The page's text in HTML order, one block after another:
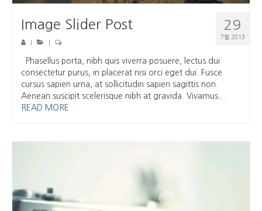
29
7월 2013
Image Slider Post
Phasellus porta, nibh quis viverra posuere, lectus dui
consectetur purus, in placerat nisi orci eget dui. Fusce
cursus sapien urna, at sollicitudin sapien sagittis non.
Aenean suscipit scelerisque nibh at gravida. Vivamus...
READ MORE